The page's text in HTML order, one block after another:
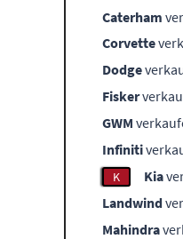
Caterham
Corvette
Dodge
Fisker
GWM
Infiniti
K Kia
Landwind
Mahindra